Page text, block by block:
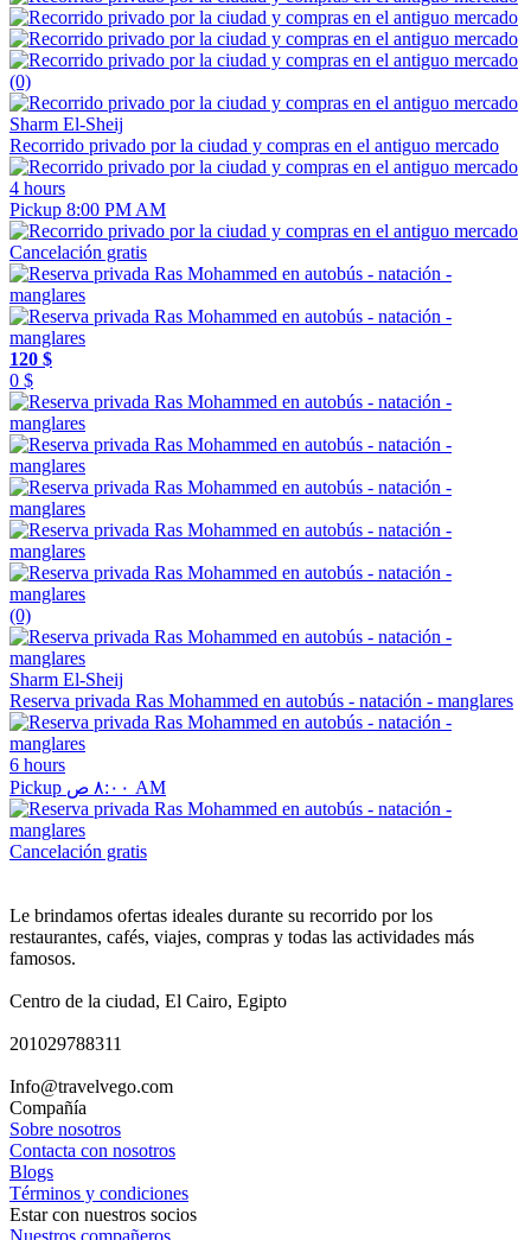
(0)
Sharm El-Sheij
Recorrido privado por la ciudad y compras en el antiguo mercado
4 hours
Pickup 8:00 PM AM
Cancelación gratis
120 $
0 $
(0)
Sharm El-Sheij
Reserva privada Ras Mohammed en autobús - natación - manglares
6 hours
Pickup ٨:٠٠ ص AM
Cancelación gratis
Le brindamos ofertas ideales durante su recorrido por los
restaurantes, cafés, viajes, compras y todas las actividades más
famosos.
Centro de la ciudad, El Cairo, Egipto
201029788311
Info@travelvego.com
Compañía
Sobre nosotros
Contacta con nosotros
Blogs
Términos y condiciones
Estar con nuestros socios
Nuestros compañeros